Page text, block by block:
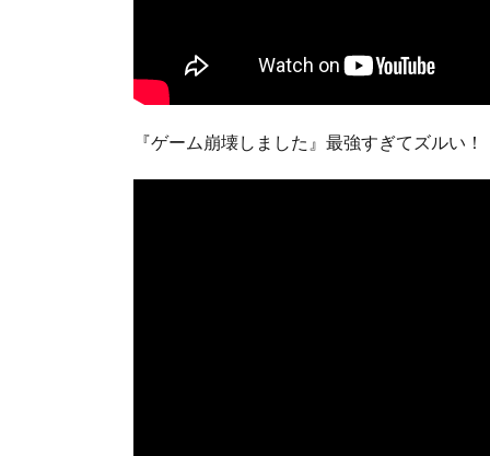
『ゲーム崩壊しました』最強すぎてズルい！